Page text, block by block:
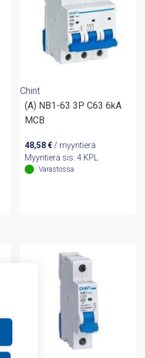
Chint
(A) NB1-63 3P C63 6kA
MCB
48,58€ / myyntierä
Myyntierä sis. 4 KPL
Varastossa